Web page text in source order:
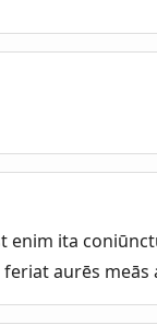
enim ita
aurēs